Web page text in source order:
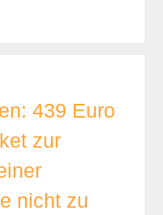
439 Euro
zur
nicht zu